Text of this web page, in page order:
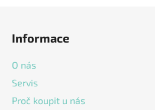
Informace
O nás
Servis
Proč koupit u nás